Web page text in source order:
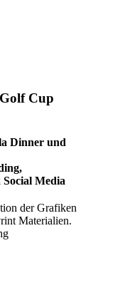
Cup
Dinner und
Media
der Grafiken
Materialien.